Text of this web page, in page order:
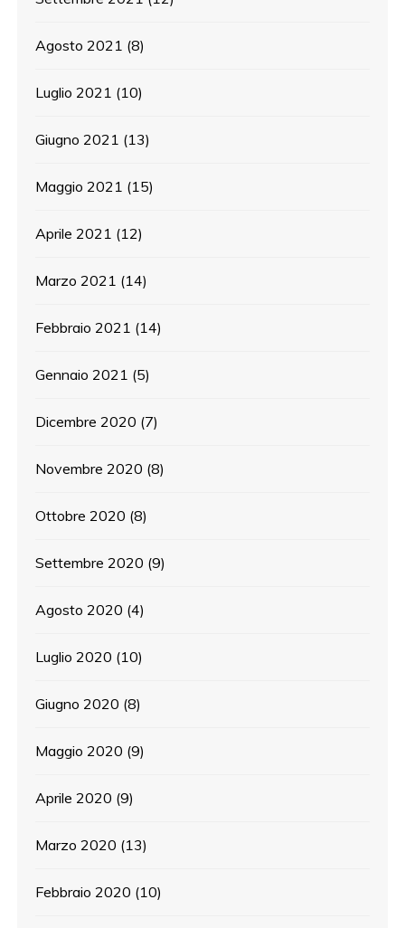
Agosto 2021 (8)
Luglio 2021 (10)
Giugno 2021 (13)
Maggio 2021 (15)
Aprile 2021 (12)
Marzo 2021 (14)
Febbraio 2021 (14)
Gennaio 2021 (5)
Dicembre 2020 (7)
Novembre 2020 (8)
Ottobre 2020 (8)
Settembre 2020 (9)
Agosto 2020 (4)
Luglio 2020 (10)
Giugno 2020 (8)
Maggio 2020 (9)
Aprile 2020 (9)
Marzo 2020 (13)
Febbraio 2020 (10)